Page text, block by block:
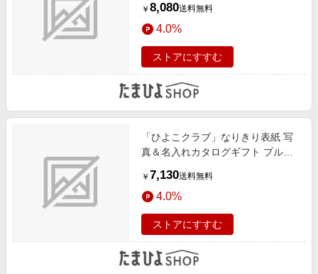
＆ブラン ラングドシャクッキー30
枚入
￥ 8,080送料無料
4.0%
ストアにすすむ
「ひよこクラブ」なりきり表紙 写
真＆名入れカタログギフト プルミ
ステラ詰合せA
￥ 7,130送料無料
4.0%
ストアにすすむ